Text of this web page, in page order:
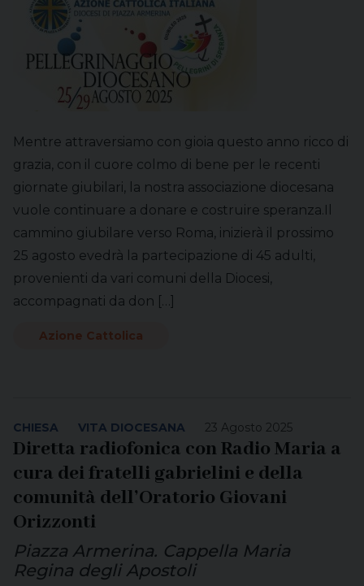
Mentre attraversiamo con gioia questo anno ricco di
grazia, con il cuore colmo di bene per le recenti
giornate giubilari, la nostra associazione diocesana
vuole continuare a donare e costruire speranza.Il
cammino giubilare verso Roma, inizierà il prossimo
25 agosto evedrà la partecipazione di 45 adulti,
provenienti da vari comuni della Diocesi,
accompagnati da don […]
Azione Cattolica
23 Agosto 2025
CHIESA VITA DIOCESANA
Diretta radiofonica con Radio Maria a
cura dei fratelli gabrielini e della
comunità dell’Oratorio Giovani
Orizzonti
Piazza Armerina. Cappella Maria
Regina degli Apostoli